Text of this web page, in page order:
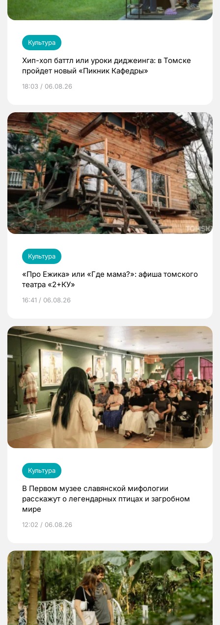
Культура
Хип-хоп баттл или уроки диджеинга: в Томске
пройдет новый «Пикник Кафедры»
18:03 / 06.08.26
Культура
«Про Ежика» или «Где мама?»: афиша томского
театра «2+КУ»
16:41 / 06.08.26
Культура
В Первом музее славянской мифологии
расскажут о легендарных птицах и загробном
мире
12:02 / 06.08.26